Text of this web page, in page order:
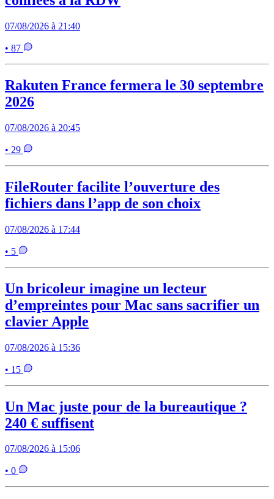
07/08/2026 à 21:40
• 87
Rakuten France fermera le 30 septembre
2026
07/08/2026 à 20:45
• 29
FileRouter facilite l’ouverture des
fichiers dans l’app de son choix
07/08/2026 à 17:44
• 5
Un bricoleur imagine un lecteur
d’empreintes pour Mac sans sacrifier un
clavier Apple
07/08/2026 à 15:36
• 15
Un Mac juste pour de la bureautique ?
240 € suffisent
07/08/2026 à 15:06
• 0